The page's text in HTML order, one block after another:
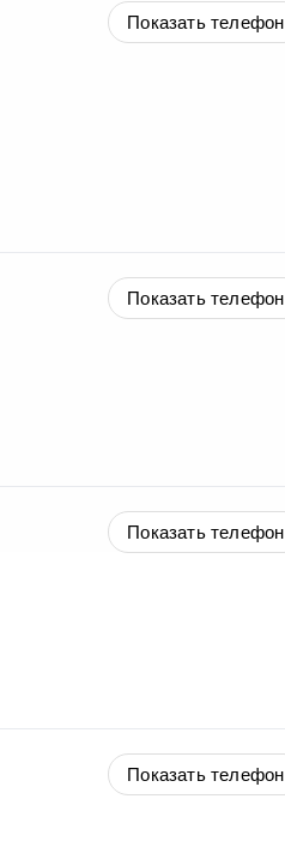
Показать телефон
Показать телефон
Показать телефон
Показать телефон